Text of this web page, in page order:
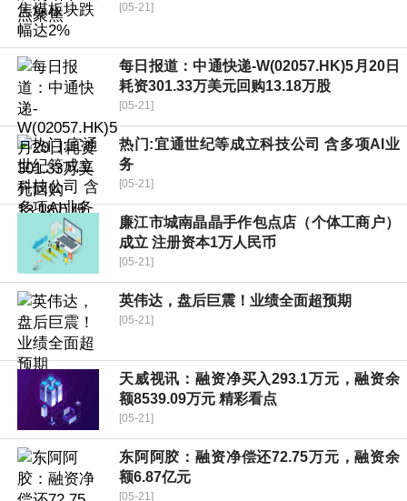
[05-21]
每日报道：中通快递-W(02057.HK)5月20日
耗资301.33万美元回购13.18万股
[05-21]
热门:宜通世纪等成立科技公司 含多项AI业
务
[05-21]
廉江市城南晶晶手作包点店（个体工商户）
成立 注册资本1万人民币
[05-21]
英伟达，盘后巨震！业绩全面超预期
[05-21]
天威视讯：融资净买入293.1万元，融资余
额8539.09万元 精彩看点
[05-21]
东阿阿胶：融资净偿还72.75万元，融资余
额6.87亿元
[05-21]